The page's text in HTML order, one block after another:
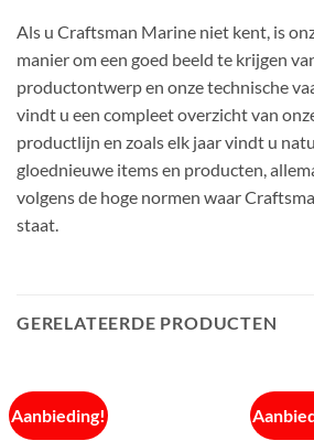
Als u Craftsman Marine niet kent, is
manier om een ​​goed beeld te krijgen
productontwerp en onze technische
vindt u een compleet overzicht van
productlijn en zoals elk jaar vindt u
gloednieuwe items en producten,
volgens de hoge normen waar
staat.
GERELATEERDE PRODUCTEN
Aanbieding!